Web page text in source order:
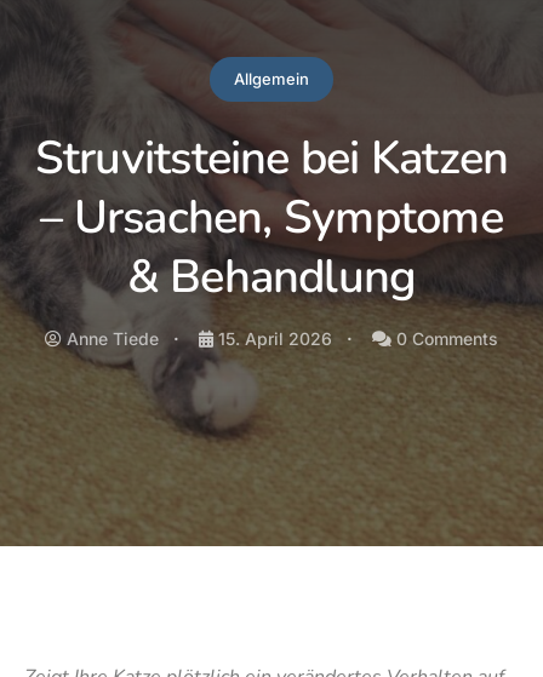
Allgemein
Struvitsteine bei Katzen
– Ursachen, Symptome
& Behandlung
Anne Tiede 15. April 2026 0 Comments